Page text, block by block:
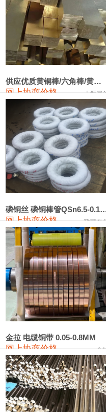
2#锑
1#镁
1#电解锰(99.7%袋装)
1#电解锰 18,900—19,100
1#铬
3303#硅
2202#硅
441#硅 9,600—9,800
553#硅 9,300—9,500
金属硅553#-331#
漆包线
磷铜合金
无氧铜丝(硬)
R410A专用紫铜管
铸造铝合金锭(A356.2)
铝合金ADC12
铸造铝合金锭(ZLD104)
供应优质黄铜棒/六角棒/黄铜方板
网上协商价格 十堰同
磷铜丝 磷铜棒管QSn6.5-
网上协商价格 联荣有
金拉 电缆铜带 0.05-0.8MM
网上协商价格 金